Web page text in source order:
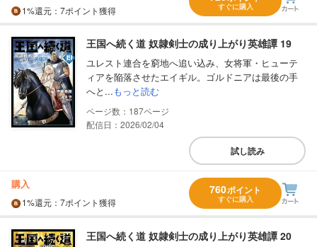
1%還元 ：7ポイント獲得 すぐに購入
王国へ続く道 奴隷剣士の成り上がり英雄譚 19
ユレスト連合を窮地へ追い込み、女将軍・ヒューテ
ィアを陥落させたエイギル。ゴルドニアは最後の手
へと...もっと読む
187
配信日：2026/02/04
試し読み
購入
1%還元 ：7ポイント獲得
760ポイント
すぐに購入
王国へ続く道 奴隷剣士の成り上がり英雄譚 20